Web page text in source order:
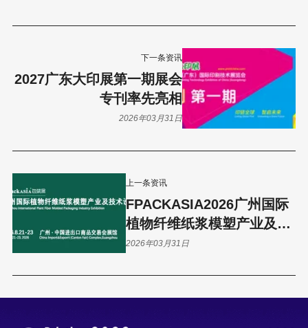
上一条资讯
FPACKASIA2026广州国际
植物纤维纸浆模塑产业及技
术设备
2026年03月31日
下一条资讯
2027广东大印展第一期展会
专刊率先亮相
2026年03月31日